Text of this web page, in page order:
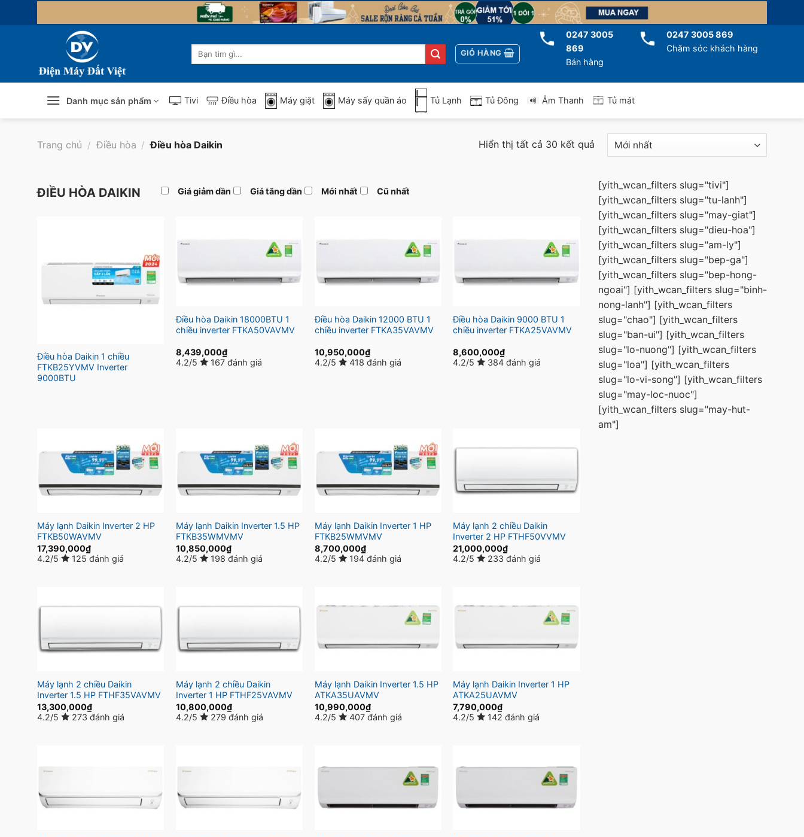
Tìm
kiếm:
GIỎ HÀNG
0247 3005
869
Bán hàng
0247 3005 869
Chăm sóc khách hàng
Danh mục sản phẩm Tivi Điều hòa Máy giặt Máy sấy quần áo Tủ Lạnh Tủ Đông Âm Thanh Tủ mát
Trang chủ / Điều hòa / Điều hòa Daikin Hiển thị tất cả 30 kết quả
ĐIỀU HÒA DAIKIN Giá giảm dần Giá tăng dần Mới nhất Cũ nhất
Điều hòa Daikin 1 chiều
FTKB25YVMV Inverter
9000BTU
Điều hòa Daikin 18000BTU 1
chiều inverter FTKA50VAVMV
8,439,000₫
4.2/5
167 đánh giá
Điều hòa Daikin 12000 BTU 1
chiều inverter FTKA35VAVMV
10,950,000₫
4.2/5
418 đánh giá
Điều hòa Daikin 9000 BTU 1
chiều inverter FTKA25VAVMV
8,600,000₫
4.2/5
384 đánh giá
Máy lạnh Daikin Inverter 2 HP
FTKB50WAVMV
17,390,000₫
4.2/5
125 đánh giá
Máy lạnh Daikin Inverter 1.5 HP
FTKB35WMVMV
10,850,000₫
4.2/5
198 đánh giá
Máy lạnh Daikin Inverter 1 HP
FTKB25WMVMV
8,700,000₫
4.2/5
194 đánh giá
Máy lạnh 2 chiều Daikin
Inverter 2 HP FTHF50VVMV
21,000,000₫
4.2/5
233 đánh giá
Máy lạnh 2 chiều Daikin
Inverter 1.5 HP FTHF35VAVMV
13,300,000₫
4.2/5
273 đánh giá
Máy lạnh 2 chiều Daikin
Inverter 1 HP FTHF25VAVMV
10,800,000₫
4.2/5
279 đánh giá
Máy lạnh Daikin Inverter 1.5 HP
ATKA35UAVMV
10,990,000₫
4.2/5
407 đánh giá
Máy lạnh Daikin Inverter 1 HP
ATKA25UAVMV
7,790,000₫
4.2/5
142 đánh giá
[yith_wcan_filters slug="tivi"]
[yith_wcan_filters slug="tu-lanh"]
[yith_wcan_filters slug="may-giat"]
[yith_wcan_filters slug="dieu-hoa"]
[yith_wcan_filters slug="am-ly"]
[yith_wcan_filters slug="bep-ga"]
[yith_wcan_filters slug="bep-hong-
ngoai"] [yith_wcan_filters slug="binh-
nong-lanh"] [yith_wcan_filters
slug="chao"] [yith_wcan_filters
slug="ban-ui"] [yith_wcan_filters
slug="lo-nuong"] [yith_wcan_filters
slug="loa"] [yith_wcan_filters
slug="lo-vi-song"] [yith_wcan_filters
slug="may-loc-nuoc"]
[yith_wcan_filters slug="may-hut-
am"]